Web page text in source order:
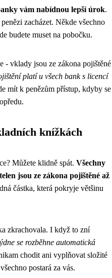
vám nabídnou lepší úrok.
zacházet. Někde všechno
budete muset na pobočku.
- vklady jsou ze zákona pojištěné
platí u všech bank s licencí
mít k penězům přístup, kdyby se
knížkách
Můžete klidně spát. Všechny
jsou ze zákona pojištěné až
částka, která pokryje většinu
zkrachovala. I když to zní
se rozběhne automatická
chodit ani vyplňovat složité
postará za vás.